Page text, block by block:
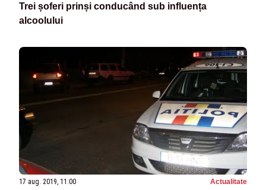
Trei șoferi prinși conducând sub influența
alcoolului
17 aug. 2019, 11:00 Actualitate